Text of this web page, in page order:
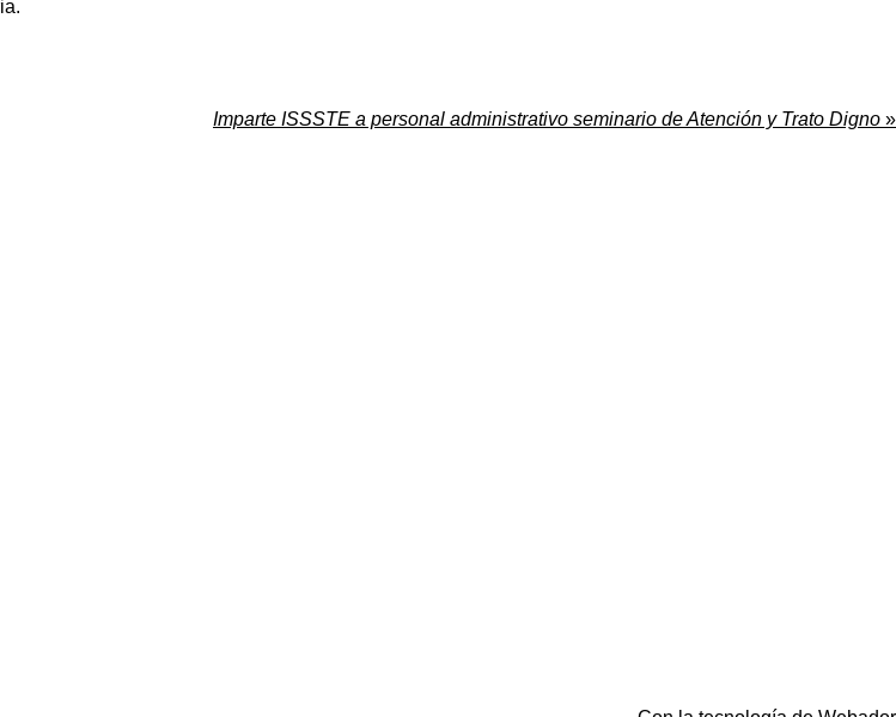
Imparte ISSSTE a personal administrativo seminario de Atención y Trato Digno »